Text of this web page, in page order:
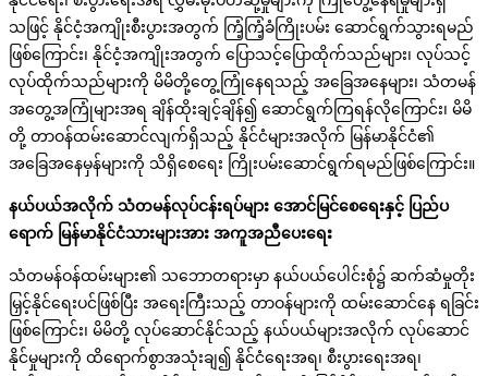
သဖြင့် နိုင်ငံ့အကျိုးစီးပွားအတွက် ကြံ့ကြံ့ခံကြိုးပမ်း ဆောင်ရွက်သွားရမည်
ဖြစ်ကြောင်း၊ နိုင်ငံ့အကျိုးအတွက် ပြောသင့်ပြောထိုက်သည်များ၊ လုပ်သင့်
လုပ်ထိုက်သည်များကို မိမိတို့တွေ့ကြုံနေရသည့် အခြေအနေများ၊ သံတမန်
အတွေ့အကြုံများအရ ချိန်ထိုးချင့်ချိန်၍ ဆောင်ရွက်ကြရန်လိုကြောင်း၊ မိမိ
တို့ တာဝန်ထမ်းဆောင်လျက်ရှိသည့် နိုင်ငံများအလိုက် မြန်မာနိုင်ငံ၏
အခြေအနေမှန်များကို သိရှိစေရေး ကြိုးပမ်းဆောင်ရွက်ရမည်ဖြစ်ကြောင်း။
နယ်ပယ်အလိုက် သံတမန်လုပ်ငန်းရပ်များ အောင်မြင်စေရေးနှင့် ပြည်ပ
ရောက် မြန်မာနိုင်ငံသားများအား အကူအညီပေးရေး
သံတမန်ဝန်ထမ်းများ၏ သဘောတရားမှာ နယ်ပယ်ပေါင်းစုံ၌ ဆက်ဆံမှုတိုး
မြှင့်နိုင်ရေးပင်ဖြစ်ပြီး အရေးကြီးသည့် တာဝန်များကို ထမ်းဆောင်နေ ရခြင်း
ဖြစ်ကြောင်း၊ မိမိတို့ လုပ်ဆောင်နိုင်သည့် နယ်ပယ်များအလိုက် လုပ်ဆောင်
နိုင်မှုများကို ထိရောက်စွာအသုံးချ၍ နိုင်ငံရေးအရ၊ စီးပွားရေးအရ၊